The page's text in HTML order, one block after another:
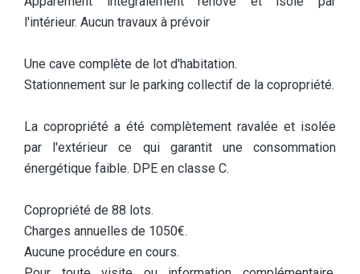
l'intérieur. Aucun travaux à prévoir
Une cave complète de lot d'habitation.
Stationnement sur le parking collectif de la copropriété.
La copropriété a été complètement ravalée et isolée
par l'extérieur ce qui garantit une consommation
énergétique faible. DPE en classe C.
Copropriété de 88 lots.
Charges annuelles de 1050€.
Aucune procédure en cours.